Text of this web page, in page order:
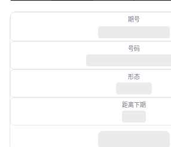
期号
号码
形态
距离下期